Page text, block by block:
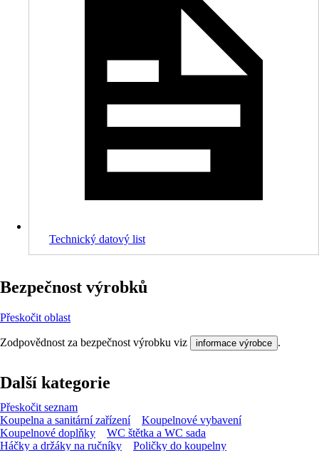
Technický datový list
Bezpečnost výrobků
Přeskočit oblast
Zodpovědnost za bezpečnost výrobku viz informace výrobce .
Další kategorie
Přeskočit seznam
Koupelna a sanitární zařízení
Koupelnové vybavení
Koupelnové doplňky
WC štětka a WC sada
Háčky a držáky na ručníky
Poličky do koupelny